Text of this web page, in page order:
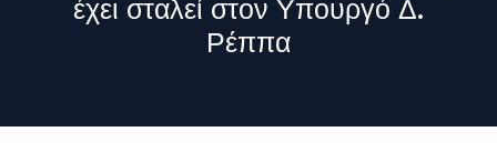
έχει σταλεί στον Υπουργό Δ.
Ρέππα